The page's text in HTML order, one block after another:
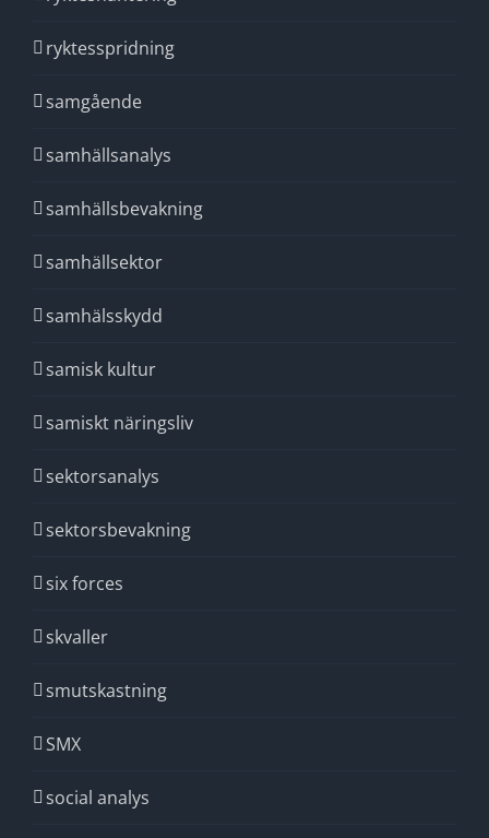
ryktesspridning
samgående
samhällsanalys
samhällsbevakning
samhällsektor
samhälsskydd
samisk kultur
samiskt näringsliv
sektorsanalys
sektorsbevakning
six forces
skvaller
smutskastning
SMX
social analys